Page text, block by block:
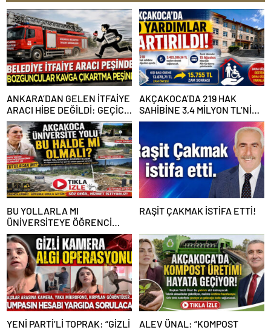
ANKARA’DAN GELEN İTFAİYE
ARACI HİBE DEĞİLDİ: GEÇİCİ
GÖREVLENDİRME SONA ERDİ
AKÇAKOCA’DA 219 HAK
SAHİBİNE 3,4 MİLYON TL’NİN
ÜZERİNDE DESTEK
BU YOLLARLA MI
ÜNİVERSİTEYE ÖĞRENCİ
ÇAĞIRACAĞIZ?
RAŞİT ÇAKMAK İSTİFA ETTİ!
YENİ PARTİ’Lİ TOPRAK: “GİZLİ
ALEV ÜNAL: “KOMPOST